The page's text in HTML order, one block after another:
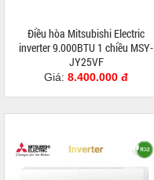
Điều hòa Mitsubishi Electric
inverter 9.000BTU 1 chiều MSY-
JY25VF
Giá: 8.400.000 đ